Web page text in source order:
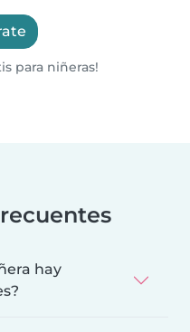
para niñeras!
hay